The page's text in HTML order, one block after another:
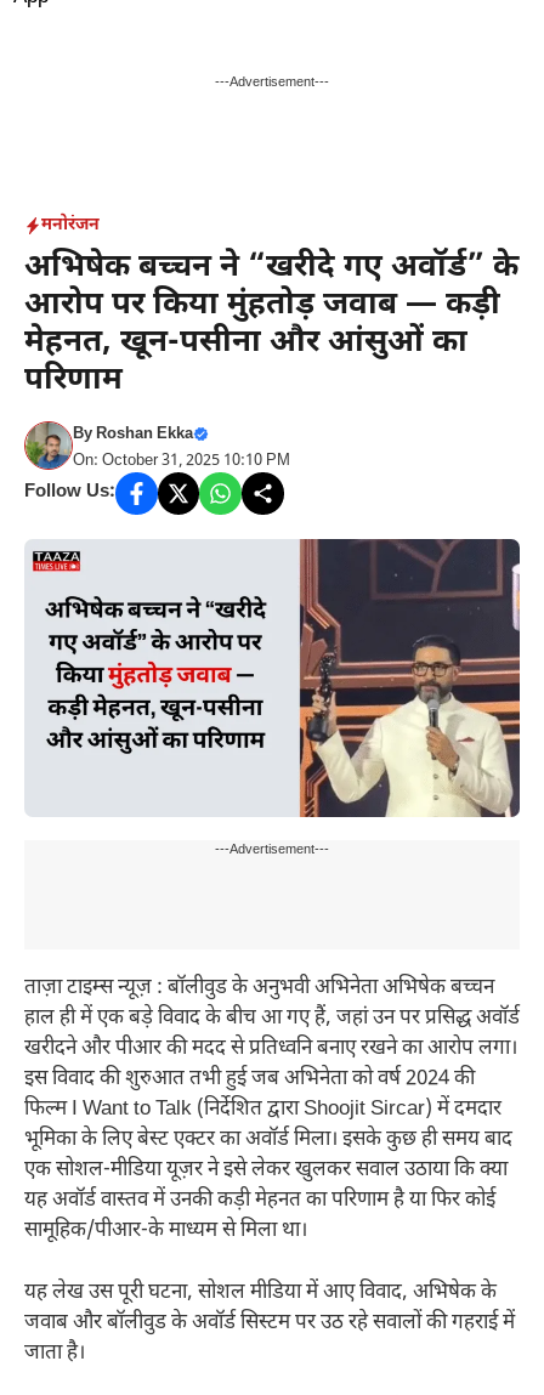
Skip
---Advertisement---
मनोरंजन
अभिषेक बच्चन ने “खरीदे गए अवॉर्ड” के
आरोप पर किया मुंहतोड़ जवाब — कड़ी
मेहनत, खून-पसीना और आंसुओं का
परिणाम
ByRoshan Ekka
On: October 31, 2025 10:10 PM
Follow Us:
---Advertisement---
ताज़ा टाइम्स न्यूज़ : बॉलीवुड के अनुभवी अभिनेता अभिषेक बच्चन
हाल ही में एक बड़े विवाद के बीच आ गए हैं, जहां उन पर प्रसिद्ध अवॉर्ड
खरीदने और पीआर की मदद से प्रतिध्वनि बनाए रखने का आरोप लगा।
इस विवाद की शुरुआत तभी हुई जब अभिनेता को वर्ष 2024 की
फिल्म I Want to Talk (निर्देशित द्वारा Shoojit Sircar) में दमदार
भूमिका के लिए बेस्ट एक्टर का अवॉर्ड मिला। इसके कुछ ही समय बाद
एक सोशल-मीडिया यूज़र ने इसे लेकर खुलकर सवाल उठाया कि क्या
यह अवॉर्ड वास्तव में उनकी कड़ी मेहनत का परिणाम है या फिर कोई
सामूहिक/पीआर-के माध्यम से मिला था।
यह लेख उस पूरी घटना, सोशल मीडिया में आए विवाद, अभिषेक के
जवाब और बॉलीवुड के अवॉर्ड सिस्टम पर उठ रहे सवालों की गहराई में
जाता है।